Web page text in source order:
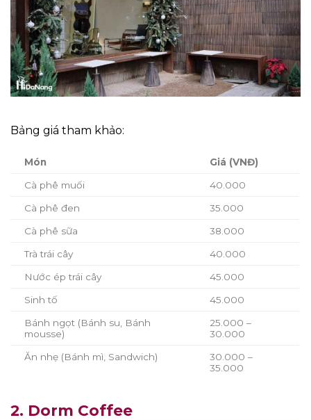
Bảng giá tham khảo:
Món Giá (VNĐ)
Cà phê muối 40.000
Cà phê đen 35.000
Cà phê sữa 38.000
Trà trái cây 40.000
Nước ép trái cây 45.000
Sinh tố 45.000
Bánh ngọt (Bánh su, Bánh
mousse)
25.000 –
30.000
Ăn nhẹ (Bánh mì, Sandwich)
30.000 –
35.000
2. Dorm Coffee